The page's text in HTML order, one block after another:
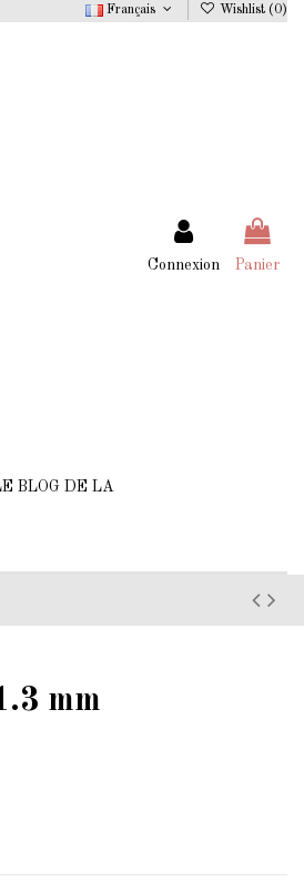
Français Wishlist (0)
Connexion Panier
BLOG DE LA
mm